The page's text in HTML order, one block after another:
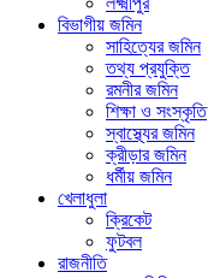
বিভাগীয় জমিন
সাহিত্যের জমিন
তথ্য প্রযুক্তি
রমনীর জমিন
শিক্ষা ও সংস্কৃতি
স্বাস্থ্যের জমিন
ক্রীড়ার জমিন
ধর্মীয় জমিন
খেলাধুলা
ক্রিকেট
ফুটবল
রাজনীতি